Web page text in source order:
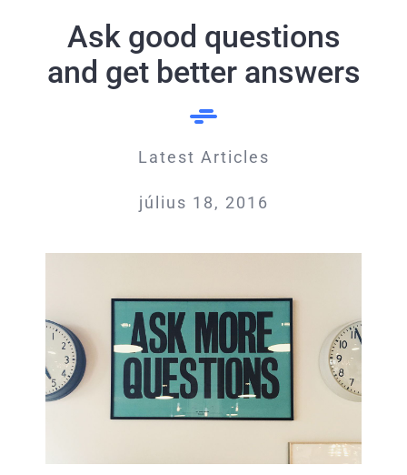
Ask good questions
and get better answers
Latest Articles
július 18, 2016